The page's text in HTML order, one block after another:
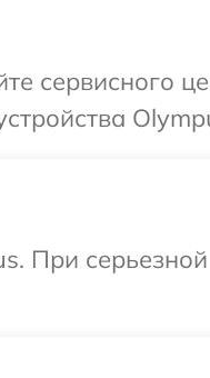
сервисного
При серьезной